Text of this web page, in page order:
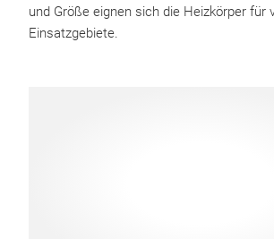
und Größe eignen sich die Heizkörper für
Einsatzgebiete.